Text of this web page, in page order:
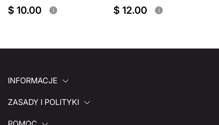
$ 10.00 i $ 12.00 i
INFORMACJE
ZASADY I POLITYKI